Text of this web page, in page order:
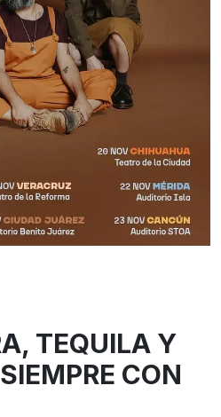
TEQUILA Y
CON